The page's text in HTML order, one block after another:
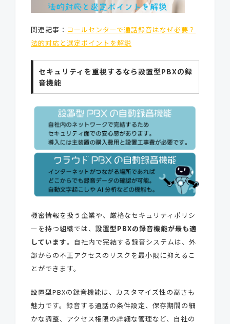
関連記事： コールセンターで通話録音はなぜ必要？
法的対応と選定ポイントを解説
セキュリティを重視するなら設置型PBXの録
音機能
機密情報を扱う企業や、厳格なセキュリティポリシ
ーを持つ組織では、 設置型PBXの録音機能が最も適
しています。自社内で完結する録音システムは、外
部からの不正アクセスのリスクを最小限に抑えるこ
とができます。
設置型PBXの録音機能は、カスタマイズ性の高さも
魅力です。録音する通話の条件設定、保存期間の細
かな調整、アクセス権限の詳細な管理など、自社の